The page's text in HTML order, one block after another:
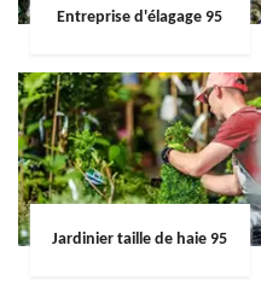
Entreprise d'élagage 95
Jardinier taille de haie 95